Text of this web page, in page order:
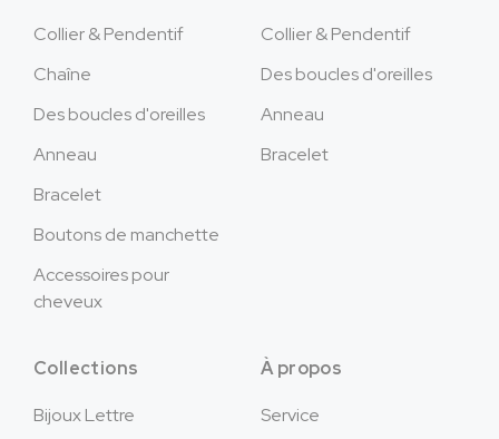
Collier & Pendentif
Chaîne
Des boucles d'oreilles
Anneau
Bracelet
Boutons de manchette
Accessoires pour
cheveux
Collier & Pendentif
Des boucles d'oreilles
Anneau
Bracelet
Collections
Bijoux Lettre
À propos
Service